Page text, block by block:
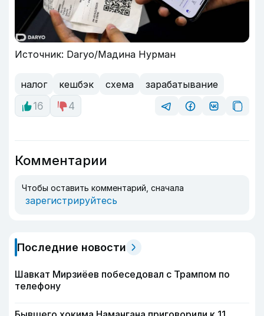
Источник: Daryo/Мадина Нурман
налог кешбэк схема
зарабатывание
16
4
Комментарии
Чтобы оставить комментарий, сначала
зарегистрируйтесь
Последние новости
Шавкат Мирзиёев побеседовал с Трампом по
телефону